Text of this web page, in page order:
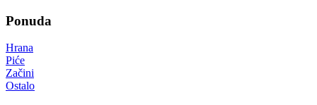
Ponuda
Hrana
Piće
Začini
Ostalo